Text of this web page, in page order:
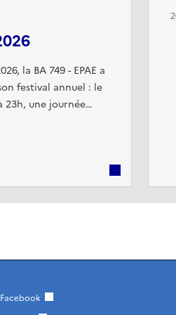
la BA 749 - EPAE a
festival annuel : le
23h, une journée
: scène ouverte
de Break
d'eau, gonflables
Facebook